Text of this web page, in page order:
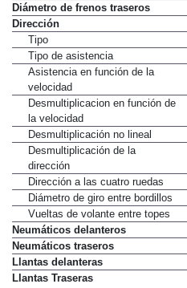
Diámetro de frenos traseros
Dirección
Tipo
Tipo de asistencia
Asistencia en función de la
velocidad
Desmultiplicacion en función de
la velocidad
Desmultiplicación no lineal
Desmultiplicación de la
dirección
Dirección a las cuatro ruedas
Diámetro de giro entre bordillos
Vueltas de volante entre topes
Neumáticos delanteros
Neumáticos traseros
Llantas delanteras
Llantas Traseras